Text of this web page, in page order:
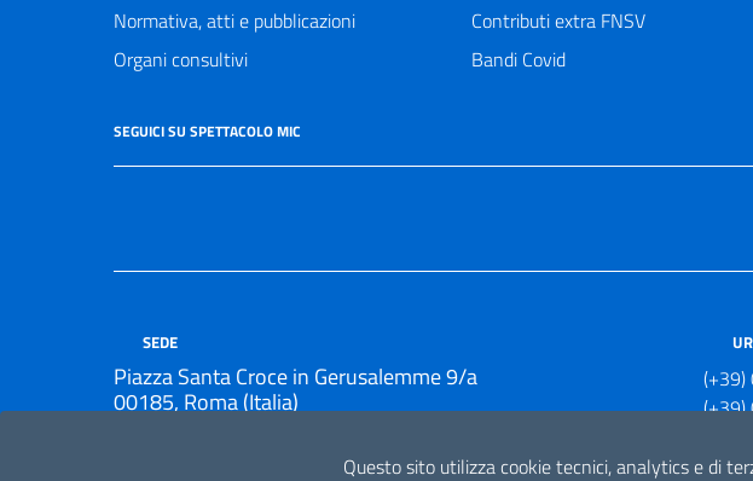
Questo sito utilizza cookie tecnici, analytics e di
Normativa, atti e pubblicazioni
Organi consultivi
Contributi extra FNSV
Bandi Covid
SEGUICI SU SPETTACOLO MIC
SEDE
Piazza Santa Croce in Gerusalemme 9/a
00185, Roma (Italia)
(+39)
(+39)